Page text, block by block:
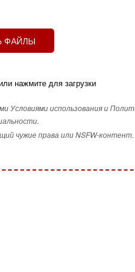
ФАЙЛЫ
нажмите для загрузки
Условиями использования и
чужие права или NSFW-контент.